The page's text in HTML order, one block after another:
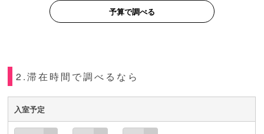
予算で調べる
2.滞在時間で調べるなら
入室予定